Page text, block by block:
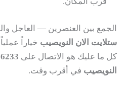
الجمع بين العنصرين — العاجل
ستلايت الان النويصيب خياراً
كل ما عليك هو الاتصال على
النويصيب في أقرب وقت.